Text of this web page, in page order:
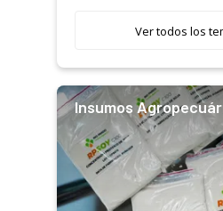
Ver todos los
Insumos